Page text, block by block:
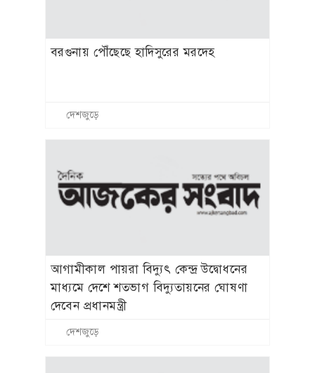
বরগুনায় পৌঁছেছে হাদিসুরের মরদেহ
দেশজুড়ে
আগামীকাল পায়রা বিদ্যুৎ কেন্দ্র উদ্বোধনের
মাধ্যমে দেশে শতভাগ বিদ্যুতায়নের ঘোষণা
দেবেন প্রধানমন্ত্রী
দেশজুড়ে